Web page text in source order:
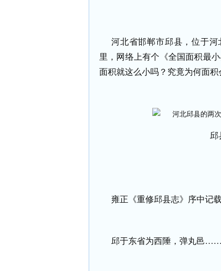
河北省邯郸市邱县，位于
里，网络上有个《全国面积最
面积就这么小吗？究竟为何面积
邱
雍正《重修邱县志》序中记载
邱于东省为西陲，弹丸邑……